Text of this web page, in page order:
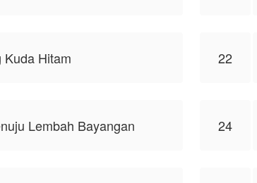
Kuda Hitam 22
Lembah Bayangan 24